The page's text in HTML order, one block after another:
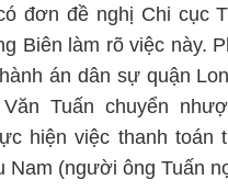
đơn đề nghị Chi cục
Biên làm rõ việc này.
án dân sự quận
Tuấn chuyển
hiện việc thanh toán
Nam (người ông Tuấn